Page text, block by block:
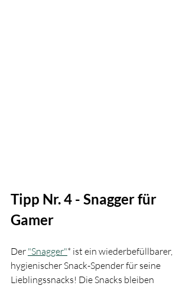
Tipp Nr. 4 - Snagger für
Gamer
Der "Snagger"* ist ein wiederbefüllbarer,
hygienischer Snack-Spender für seine
Lieblingssnacks! Die Snacks bleiben